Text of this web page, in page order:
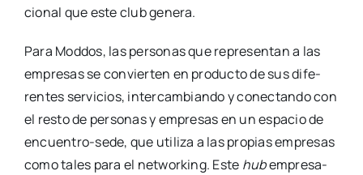
cio­nal que este club gene­ra.
Para Mod­dos, las per­so­nas que repre­sen­tan a las
empre­sas se con­vier­ten en pro­duc­to de sus dife­
ren­tes ser­vi­cios, inter­cam­bian­do y conec­tan­do con
el res­to de per­so­nas y empre­sas en un espa­cio de
encue­n­­tro-sede, que uti­li­za a las pro­pias empre­sas
como tales para el net­wor­king. Este hubempre­sa­